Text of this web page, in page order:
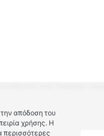
απόδοση του
χρήσης. Η
περισσότερες